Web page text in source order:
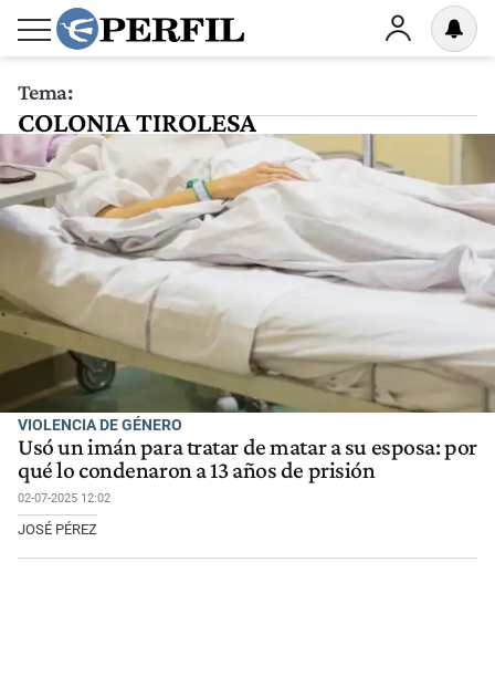
Tema:
COLONIA TIROLESA
VIOLENCIA DE GÉNERO
Usó un imán para tratar de matar a su esposa: por
qué lo condenaron a 13 años de prisión
02-07-2025 12:02
JOSÉ PÉREZ